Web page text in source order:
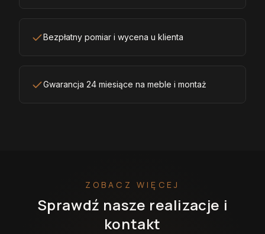
Bezpłatny pomiar i wycena u klienta
Gwarancja 24 miesiące na meble i montaż
ZOBACZ WIĘCEJ
Sprawdź nasze realizacje i
kontakt